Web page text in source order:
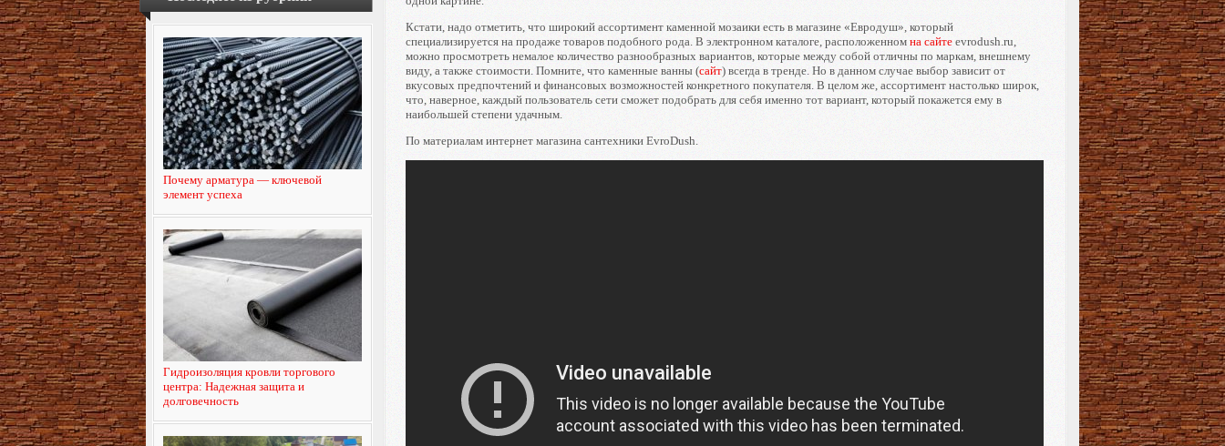
Почему арматура — ключевой
элемент успеха
Гидроизоляция кровли торгового
центра: Надежная защита и
долговечность
Кстати, надо отметить, что широкий ассортимент каменной мозаики есть в магазине «Евродуш», который
специализируется на продаже товаров подобного рода. В электронном каталоге, расположенномна сайте evrodush.ru,
можно просмотреть немалое количество разнообразных вариантов, которые между собой отличны по маркам, внешнему
виду, а также стоимости. Помните, что каменные ванны (сайт) всегда в тренде. Но в данном случае выбор зависит от
вкусовых предпочтений и финансовых возможностей конкретного покупателя. В целом же, ассортимент настолько широк,
что, наверное, каждый пользователь сети сможет подобрать для себя именно тот вариант, который покажется ему в
наибольшей степени удачным.
По материалам интернет магазина сантехники EvroDush.